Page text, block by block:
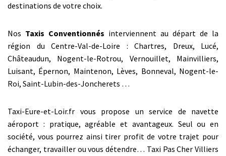
destinations de votre choix.
Nos Taxis Conventionnés interviennent au départ de la
région du Centre-Val-de-Loire : Chartres, Dreux, Lucé,
Châteaudun, Nogent-le-Rotrou, Vernouillet, Mainvilliers,
Luisant, Épernon, Maintenon, Lèves, Bonneval, Nogent-le-
Roi, Saint-Lubin-des-Joncherets …
Taxi-Eure-et-Loir.fr vous propose un service de navette
aéroport : pratique, agréable et avantageux. Seul ou en
société, vous pourrez ainsi tirer profit de votre trajet pour
échanger, travailler ou vous détendre… Taxi Pas Cher Villiers